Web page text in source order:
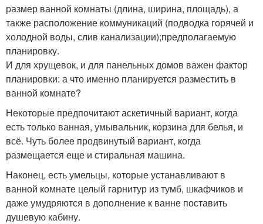
размер ванной комнаты (длина, ширина, площадь), а
также расположение коммуникаций (подводка горячей и
холодной воды, слив канализации);предполагаемую
планировку.
И для хрущевок, и для панельных домов важен фактор
планировки: а что именно планируется разместить в
ванной комнате?
Некоторые предпочитают аскетичный вариант, когда
есть только ванная, умывальник, корзина для белья, и
всё. Чуть более продвинутый вариант, когда
размещается еще и стиральная машина.
Наконец, есть умельцы, которые устанавливают в
ванной комнате целый гарнитур из тумб, шкафчиков и
даже умудряются в дополнение к ванне поставить
душевую кабину.